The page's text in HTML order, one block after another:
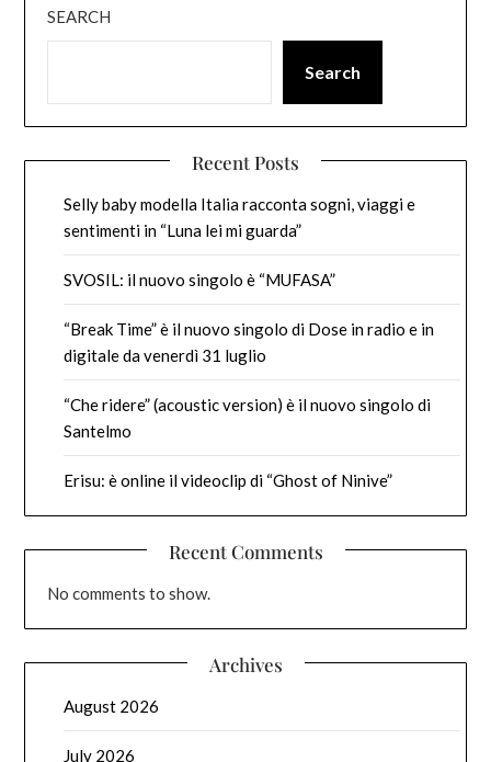
SEARCH
Search
Recent Posts
Selly baby modella Italia racconta sogni, viaggi e
sentimenti in “Luna lei mi guarda”
SVOSIL: il nuovo singolo è “MUFASA”
“Break Time” è il nuovo singolo di Dose in radio e in
digitale da venerdì 31 luglio
“Che ridere” (acoustic version) è il nuovo singolo di
Santelmo
Erisu: è online il videoclip di “Ghost of Ninive”
Recent Comments
No comments to show.
Archives
August 2026
July 2026